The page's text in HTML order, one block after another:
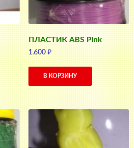
ПЛАСТИК ABS Pink
1.600₽
В КОРЗИНУ